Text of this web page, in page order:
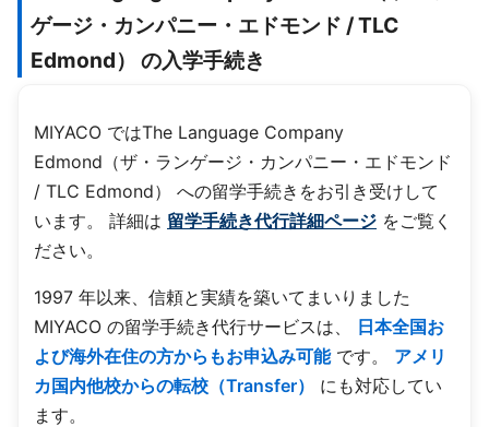
ゲージ・カンパニー・エドモンド / TLC
Edmond） の入学手続き
MIYACO ではThe Language Company
Edmond（ザ・ランゲージ・カンパニー・エドモンド
/ TLC Edmond） への留学手続きをお引き受けして
います。 詳細は 留学手続き代行詳細ページ をご覧く
ださい。
1997 年以来、信頼と実績を築いてまいりました
MIYACO の留学手続き代行サービスは、 日本全国お
よび海外在住の方からもお申込み可能です。 アメリ
カ国内他校からの転校（Transfer）
にも対応してい
ます。